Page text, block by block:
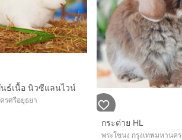
ธ์เนื้อ นิวซีแลนไวน์
รศรีอยุธยา
กระต่าย HL
พระโขนง กรุงเทพมหานคร